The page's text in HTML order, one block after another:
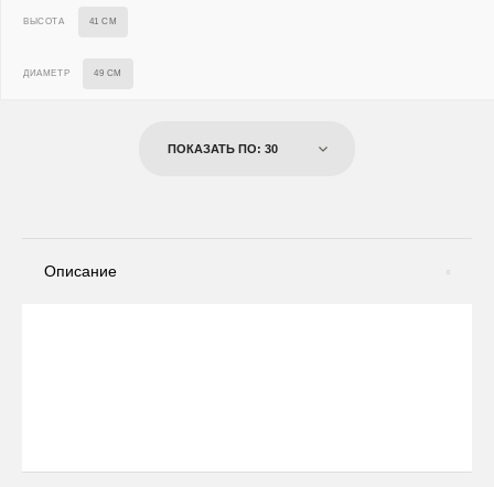
ВЫСОТА 41 СМ
ДИАМЕТР 49 СМ
ПОКАЗАТЬ ПО: 30
Описание